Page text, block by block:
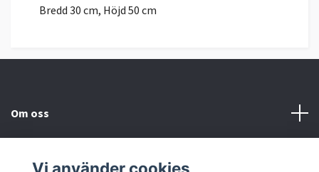
Bredd 30 cm, Höjd 50 cm
Om oss